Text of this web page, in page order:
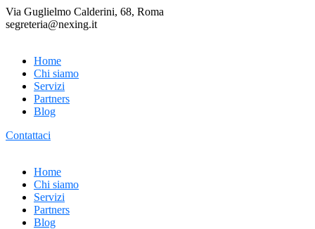
Via Guglielmo Calderini, 68, Roma
segreteria@nexing.it
Home
Chi siamo
Servizi
Partners
Blog
Contattaci
Home
Chi siamo
Servizi
Partners
Blog